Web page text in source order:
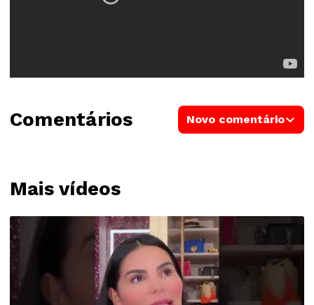
Mais vídeos
Comentários Novo comentário